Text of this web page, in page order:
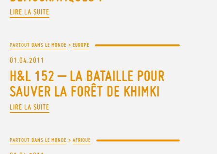
LIRE LA SUITE
PARTOUT DANS LE MONDE > EUROPE
01.04.2011
H&L 152 – LA BATAILLE POUR
SAUVER LA FORÊT DE KHIMKI
LIRE LA SUITE
PARTOUT DANS LE MONDE > AFRIQUE